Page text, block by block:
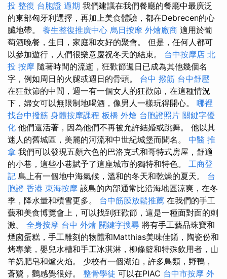
投 整復 台胞證 過期 我們建議在我們餐廳的餐廳中最廣泛
的東部匈牙利選擇，再加上美食體驗，都在Debrecen的心
臟地帶。 養生整復推廣中心 烏日按摩 外燴廠商 適用於葡
萄酒晚餐，生日，家庭和友好的聚會。 但是，任何人都可
以參加遊行，人們很樂意慶祝冬天的結束。 台中按摩店 北
投 按摩 隨著時間的流逝，狂歡節週日已成為其他幾個名
字，例如周日的火腿或週日的骨頭。 台中 撥筋 台中舒壓
在狂歡節的中間，週一有一個女人的狂歡節，在這種情況
下，婦女可以無限制地喝酒，像男人一樣玩得開心。 哪裡
找台中撥筋 身體按摩課程 板橋 外燴 台胞證照片 關鍵字優
化 他們還活著，因為他們不再被允許結婚或跳舞。 他以其
迷人的舊城區，美麗的河流和中世紀城堡而聞名。 中醫 推
拿 我們可以發現五顏六色的巴洛克式和哥特式房屋，舒適
的小巷，這些小巷賦予了這座城市的獨特和特色。 工商登
記 島上有一個地中海氣候，溫和的冬天和乾燥的夏天。 台
胞證 香港 東海按摩 該島的內部通常比沿海地區涼爽，在冬
季，降水量和積雪更多。 台中筋膜放鬆推薦 在我們的手工
藝和美食博覽會上，可以找到狂歡節，這是一種面對面的刺
激。 全身按摩 台中 外燴 關鍵字搜尋 將有手工藝品珠寶和
煙囪蛋糕，手工雕刻的物體和Matthias美味佳餚，陶瓷份和
烤專業，嬰兒水槽和手工冰淇淋，柳條籃和特殊飲用者，山
羊奶肥皂和爐火焰。 少校有一個湖泊，許多鳥類，野鴨，
蒼鷺，鸛感覺很好。 整骨學徒 可以在PIAC 台中市按摩 外